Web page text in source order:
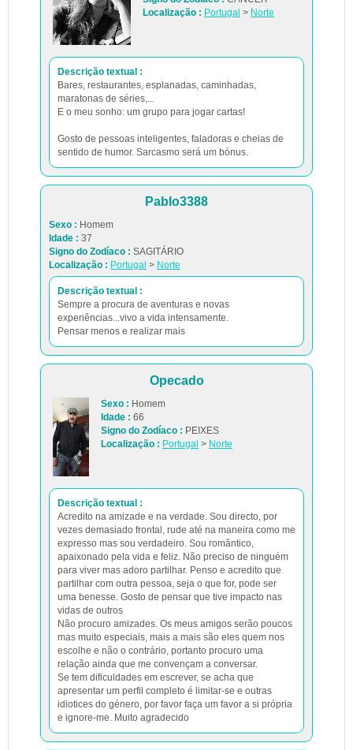
Localização : Portugal > Norte
Descrição textual :
Bares, restaurantes, esplanadas, caminhadas,
maratonas de séries,...
E o meu sonho: um grupo para jogar cartas!
Gosto de pessoas inteligentes, faladoras e cheias de
sentido de humor. Sarcasmo será um bónus.
Pablo3388
Sexo : Homem
Idade : 37
Signo do Zodíaco : SAGITÁRIO
Localização : Portugal > Norte
Descrição textual :
Sempre a procura de aventuras e novas
experiências...vivo a vida intensamente.
Pensar menos e realizar mais
Opecado
Sexo : Homem
Idade : 66
Signo do Zodíaco : PEIXES
Localização : Portugal > Norte
Descrição textual :
Acredito na amizade e na verdade. Sou directo, por
vezes demasiado frontal, rude até na maneira como me
expresso mas sou verdadeiro. Sou romântico,
apaixonado pela vida e feliz. Não preciso de ninguém
para viver mas adoro partilhar. Penso e acredito que
partilhar com outra pessoa, seja o que for, pode ser
uma benesse. Gosto de pensar que tive impacto nas
vidas de outros
Não procuro amizades. Os meus amigos serão poucos
mas muito especiais, mais a mais são eles quem nos
escolhe e não o contrário, portanto procuro uma
relação ainda que me convençam a conversar.
Se tem dificuldades em escrever, se acha que
apresentar um perfil completo é limitar-se e outras
idiotices do género, por favor faça um favor a si própria
e ignore-me. Muito agradecido